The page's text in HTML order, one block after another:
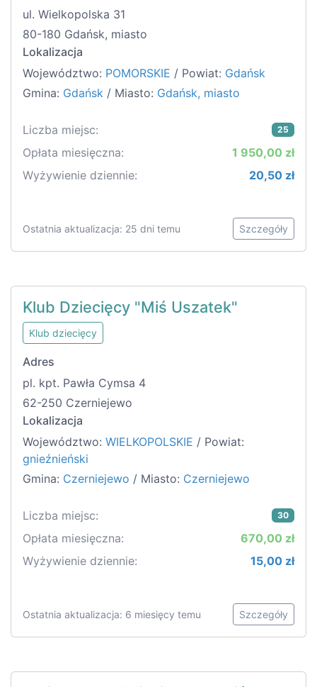
ul. Wielkopolska 31
80-180 Gdańsk, miasto
Lokalizacja
Województwo: POMORSKIE / Powiat: Gdańsk
Gmina: Gdańsk / Miasto: Gdańsk, miasto
Liczba miejsc: 25
Opłata miesięczna:
1 950,00 zł
Wyżywienie dziennie:
20,50 zł
Ostatnia aktualizacja: 25 dni temu Szczegóły
Klub Dziecięcy "Miś Uszatek"
Klub dziecięcy
Adres
pl. kpt. Pawła Cymsa 4
62-250 Czerniejewo
Lokalizacja
Województwo: WIELKOPOLSKIE / Powiat:
gnieźnieński
Gmina: Czerniejewo / Miasto: Czerniejewo
Liczba miejsc: 30
Opłata miesięczna:
670,00 zł
Wyżywienie dziennie:
15,00 zł
Ostatnia aktualizacja: 6 miesięcy temu Szczegóły